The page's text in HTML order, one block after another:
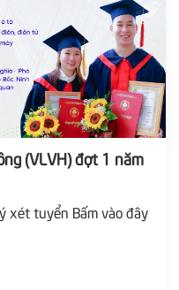
(VLVH) đợt 1 năm
Bấm vào đây